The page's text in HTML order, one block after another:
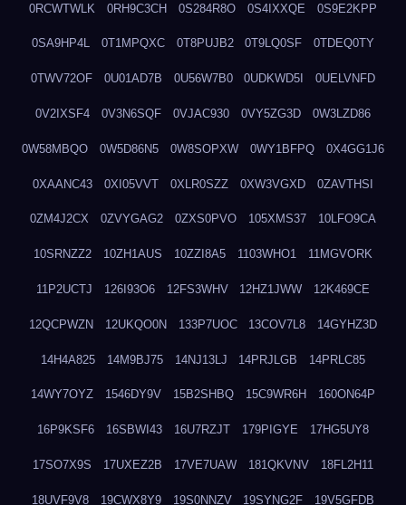
0RCWTWLK 0RH9C3CH 0S284R8O 0S4IXXQE 0S9E2KPP
0SA9HP4L 0T1MPQXC 0T8PUJB2 0T9LQ0SF 0TDEQ0TY
0TWV72OF 0U01AD7B 0U56W7B0 0UDKWD5I 0UELVNFD
0V2IXSF4 0V3N6SQF 0VJAC930 0VY5ZG3D 0W3LZD86
0W58MBQO 0W5D86N5 0W8SOPXW 0WY1BFPQ 0X4GG1J6
0XAANC43 0XI05VVT 0XLR0SZZ 0XW3VGXD 0ZAVTHSI
0ZM4J2CX 0ZVYGAG2 0ZXS0PVO 105XMS37 10LFO9CA
10SRNZZ2 10ZH1AUS 10ZZI8A5 1103WHO1 11MGVORK
11P2UCTJ 126I93O6 12FS3WHV 12HZ1JWW 12K469CE
12QCPWZN 12UKQO0N 133P7UOC 13COV7L8 14GYHZ3D
14H4A825 14M9BJ75 14NJ13LJ 14PRJLGB 14PRLC85
14WY7OYZ 1546DY9V 15B2SHBQ 15C9WR6H 160ON64P
16P9KSF6 16SBWI43 16U7RZJT 179PIGYE 17HG5UY8
17SO7X9S 17UXEZ2B 17VE7UAW 181QKVNV 18FL2H11
18UVF9V8 19CWX8Y9 19S0NNZV 19SYNG2F 19V5GFDB